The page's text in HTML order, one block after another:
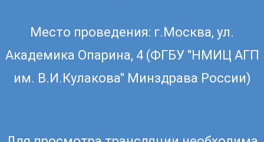
Место проведения: г.Москва, ул.
Академика Опарина, 4 (ФГБУ "НМИЦ АГП
им. В.И.Кулакова" Минздрава России)